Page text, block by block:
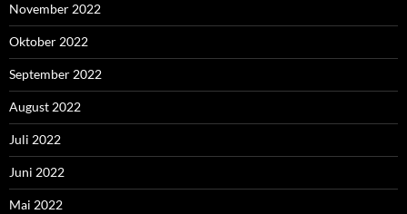
November 2022
Oktober 2022
September 2022
August 2022
Juli 2022
Juni 2022
Mai 2022